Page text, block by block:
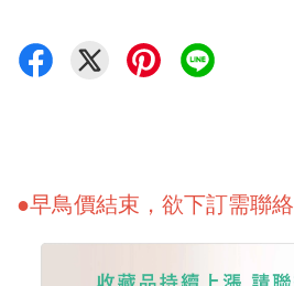
●早鳥價結束，欲下訂需聯絡